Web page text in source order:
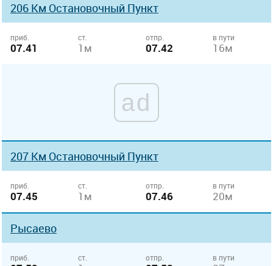
206 Км Остановочный Пункт
приб.
07.41
ст.
1м
отпр.
07.42
в пути
16м
ad
207 Км Остановочный Пункт
приб.
07.45
ст.
1м
отпр.
07.46
в пути
20м
Рысаево
приб. ст. отпр. в пути